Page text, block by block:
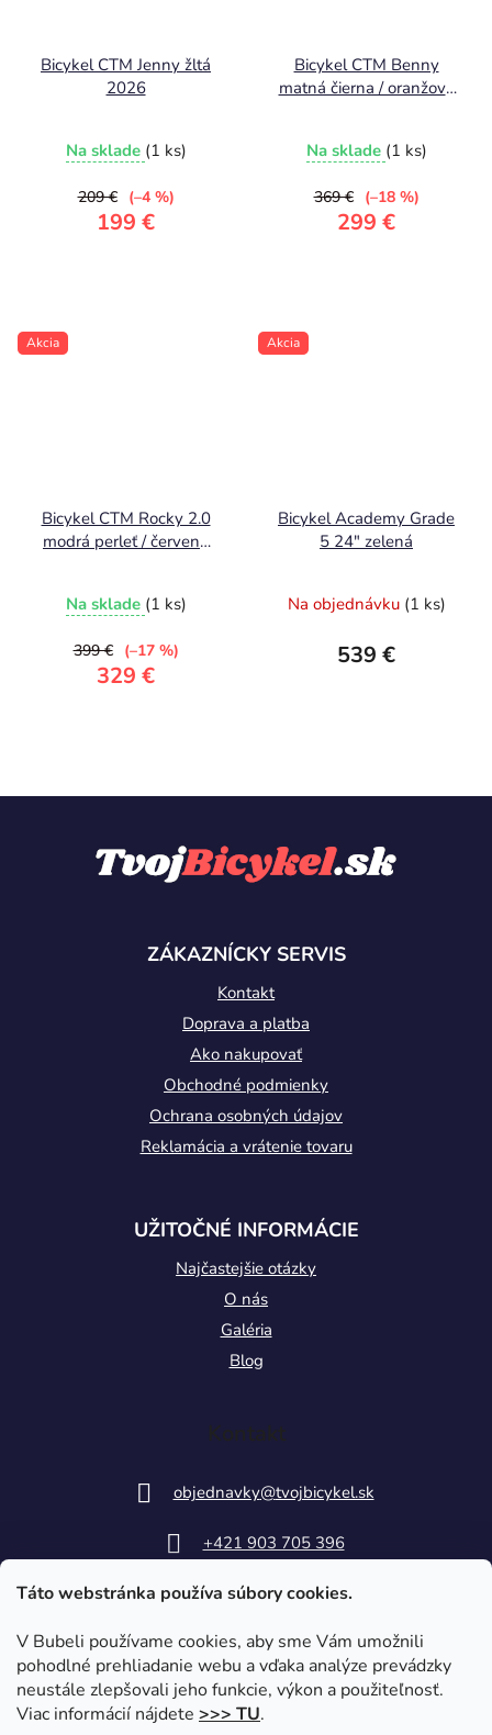
Táto webstránka používa súbory cookies.
V Bubeli používame cookies, aby sme Vám umožnili
pohodlné prehliadanie webu a vďaka analýze prevádzky
neustále zlepšovali jeho funkcie, výkon a použiteľnosť.
Viac informácií nájdete >>> TU.
Bicykel CTM Jenny žltá
2026
Na sklade (1 ks)
199 €
209 € (–4 %)
Bicykel CTM Benny
matná čierna / oranžová
Na sklade (1 ks)
299 €
369 € (–18 %)
Akcia
Bicykel CTM Rocky 2.0
modrá perleť / červená
Na sklade (1 ks)
329 €
399 € (–17 %)
Akcia
Bicykel Academy Grade
5 24" zelená
Na objednávku (1 ks)
539 €
ZÁKAZNÍCKY SERVIS
Kontakt
Doprava a platba
Ako nakupovať
Obchodné podmienky
Ochrana osobných údajov
Reklamácia a vrátenie tovaru
UŽITOČNÉ INFORMÁCIE
Najčastejšie otázky
O nás
Galéria
Blog
Kontakt
objednavky@tvojbicykel.sk
+421 903 705 396